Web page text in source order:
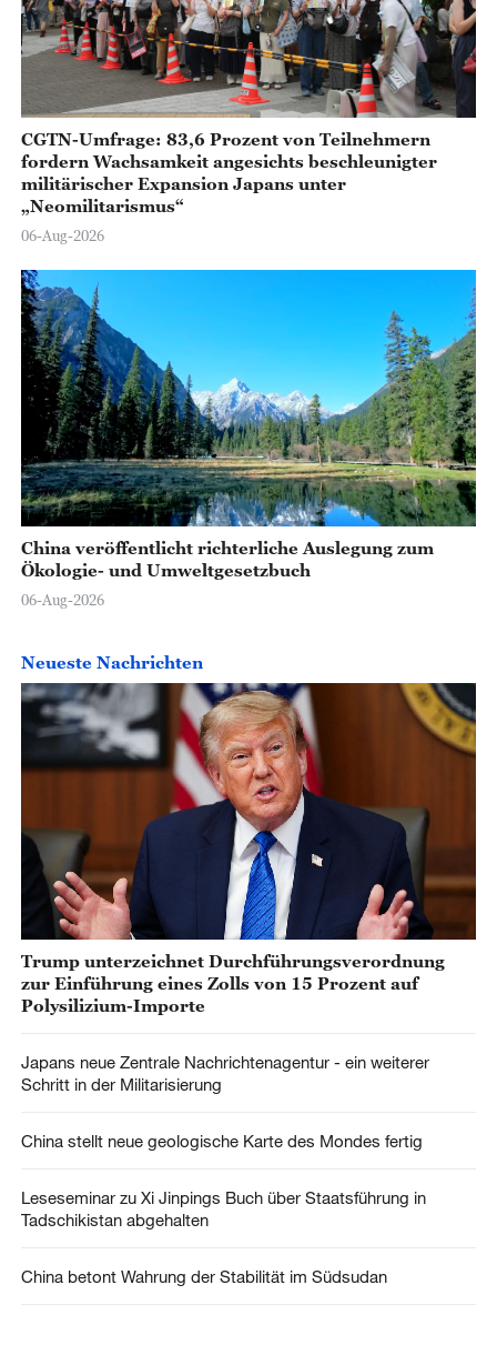
CGTN-Umfrage: 83,6 Prozent von Teilnehmern
fordern Wachsamkeit angesichts beschleunigter
militärischer Expansion Japans unter
„Neomilitarismus“
06-Aug-2026
China veröffentlicht richterliche Auslegung zum
Ökologie- und Umweltgesetzbuch
06-Aug-2026
Neueste Nachrichten
Trump unterzeichnet Durchführungsverordnung
zur Einführung eines Zolls von 15 Prozent auf
Polysilizium-Importe
Japans neue Zentrale Nachrichtenagentur - ein weiterer
Schritt in der Militarisierung
China stellt neue geologische Karte des Mondes fertig
Leseseminar zu Xi Jinpings Buch über Staatsführung in
Tadschikistan abgehalten
China betont Wahrung der Stabilität im Südsudan